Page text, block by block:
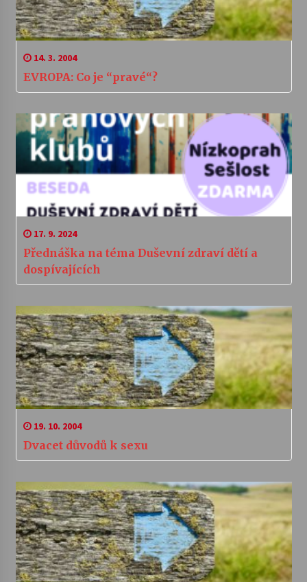
14. 3. 2004
EVROPA: Co je “pravé“?
17. 9. 2024
Přednáška na téma Duševní zdraví dětí a
dospívajících
19. 10. 2004
Dvacet důvodů k sexu